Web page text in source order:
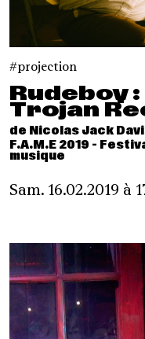
projection
Rudeboy
Trojan
de Nicolas Jack
F.A.M.E 2019 -
musique
Sam. 16.02.2019 à